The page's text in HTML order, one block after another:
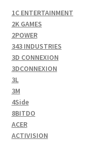
1C ENTERTAINMENT
2K GAMES
2POWER
343 INDUSTRIES
3D CONNEXION
3DCONNEXION
3L
3M
4Side
8BITDO
ACER
ACTIVISION